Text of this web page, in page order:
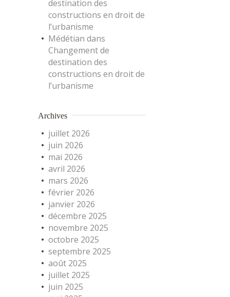
destination des
constructions en droit de
l’urbanisme
Médétian dans
Changement de
destination des
constructions en droit de
l’urbanisme
Archives
juillet 2026
juin 2026
mai 2026
avril 2026
mars 2026
février 2026
janvier 2026
décembre 2025
novembre 2025
octobre 2025
septembre 2025
août 2025
juillet 2025
juin 2025